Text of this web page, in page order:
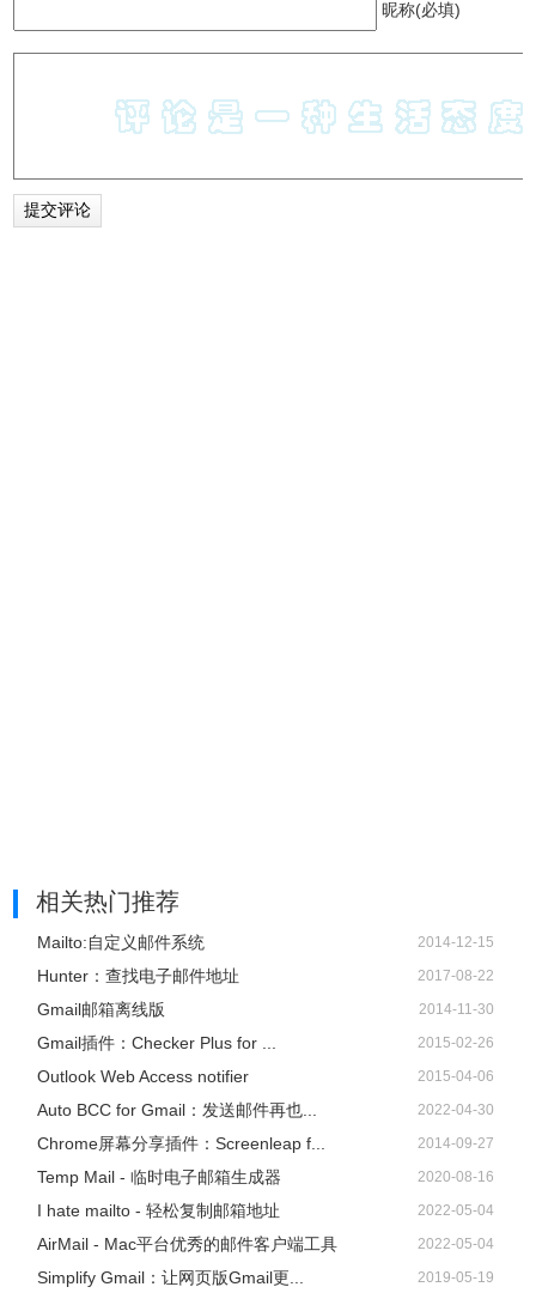
昵称(必填)
相关热门推荐
Mailto:自定义邮件系统 2014-12-15
Hunter：查找电子邮件地址 2017-08-22
Gmail邮箱离线版 2014-11-30
Gmail插件：Checker Plus for ... 2015-02-26
Outlook Web Access notifier 2015-04-06
Auto BCC for Gmail：发送邮件再也... 2022-04-30
Chrome屏幕分享插件：Screenleap f... 2014-09-27
Temp Mail - 临时电子邮箱生成器 2020-08-16
I hate mailto - 轻松复制邮箱地址 2022-05-04
AirMail - Mac平台优秀的邮件客户端工具 2022-05-04
Simplify Gmail：让网页版Gmail更... 2019-05-19